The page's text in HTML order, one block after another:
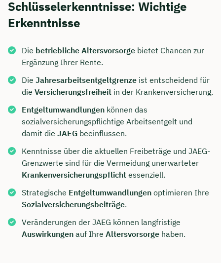
Schlüsselerkenntnisse: Wichtige
Erkenntnisse
Die betriebliche Altersvorsorge bietet Chancen zur
Ergänzung Ihrer Rente.
Die Jahresarbeitsentgeltgrenze ist entscheidend für
die Versicherungsfreiheit in der Krankenversicherung.
Entgeltumwandlungen können das
sozialversicherungspflichtige Arbeitsentgelt und
damit die JAEG beeinflussen.
Kenntnisse über die aktuellen Freibeträge und JAEG-
Grenzwerte sind für die Vermeidung unerwarteter
Krankenversicherungspflicht essenziell.
Strategische Entgeltumwandlungen optimieren Ihre
Sozialversicherungsbeiträge.
Veränderungen der JAEG können langfristige
Auswirkungen auf Ihre Altersvorsorge haben.